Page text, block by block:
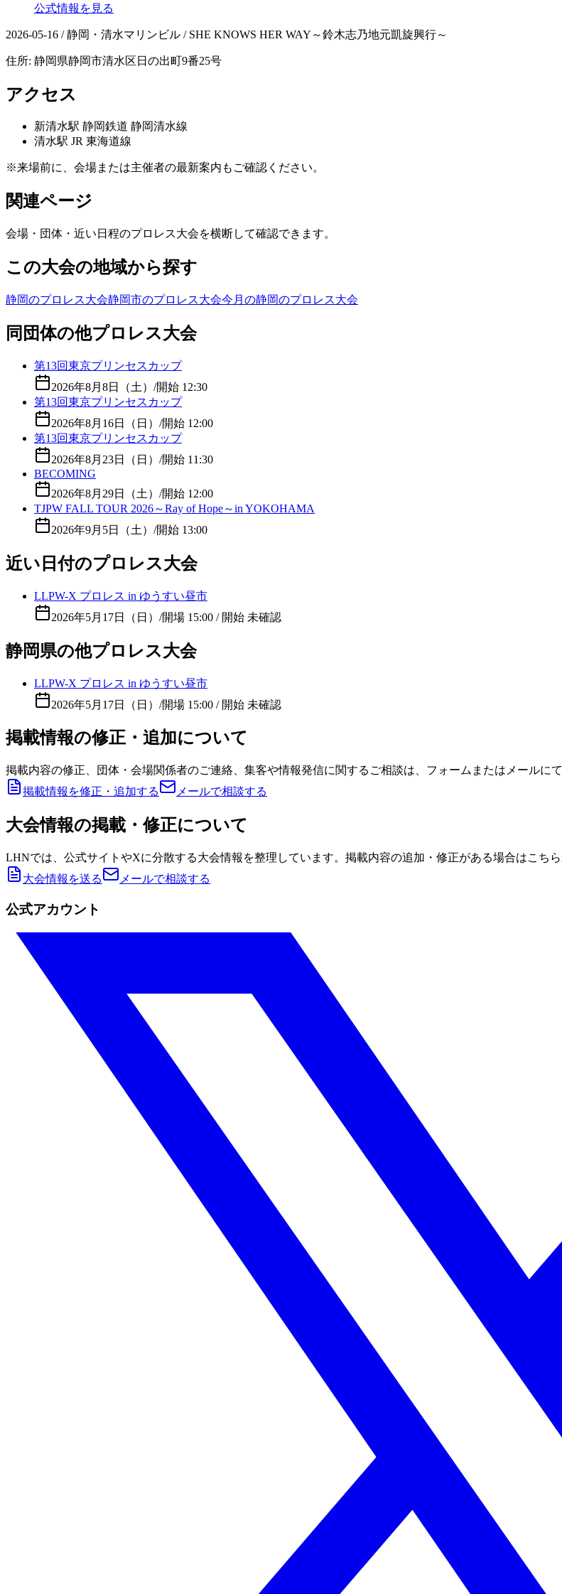
公式情報を見る
2026-05-16 / 静岡・清水マリンビル / SHE KNOWS HER WAY～鈴木志乃地元凱旋興行～
住所: 静岡県静岡市清水区日の出町9番25号
アクセス
新清水駅 静岡鉄道 静岡清水線
清水駅 JR 東海道線
※来場前に、会場または主催者の最新案内もご確認ください。
関連ページ
会場・団体・近い日程のプロレス大会を横断して確認できます。
この大会の地域から探す
静岡のプロレス大会静岡市のプロレス大会今月の静岡のプロレス大会
同団体の他プロレス大会
第13回東京プリンセスカップ
2026年8月8日（土） /開始 12:30
第13回東京プリンセスカップ
2026年8月16日（日） /開始 12:00
第13回東京プリンセスカップ
2026年8月23日（日） /開始 11:30
BECOMING
2026年8月29日（土） /開始 12:00
TJPW FALL TOUR 2026～Ray of Hope～in YOKOHAMA
2026年9月5日（土） /開始 13:00
近い日付のプロレス大会
LLPW-X プロレス in ゆうすい昼市
2026年5月17日（日） /開場 15:00 / 開始 未確認
静岡県の他プロレス大会
LLPW-X プロレス in ゆうすい昼市
2026年5月17日（日） /開場 15:00 / 開始 未確認
掲載情報の修正・追加について
掲載内容の修正、団体・会場関係者のご連絡、集客や情報発信に関するご相談は、フォームまたはメールにて
掲載情報を修正・追加する
メールで相談する
大会情報の掲載・修正について
LHNでは、公式サイトやXに分散する大会情報を整理しています。掲載内容の追加・修正がある場合はこちら
大会情報を送る
メールで相談する
公式アカウント